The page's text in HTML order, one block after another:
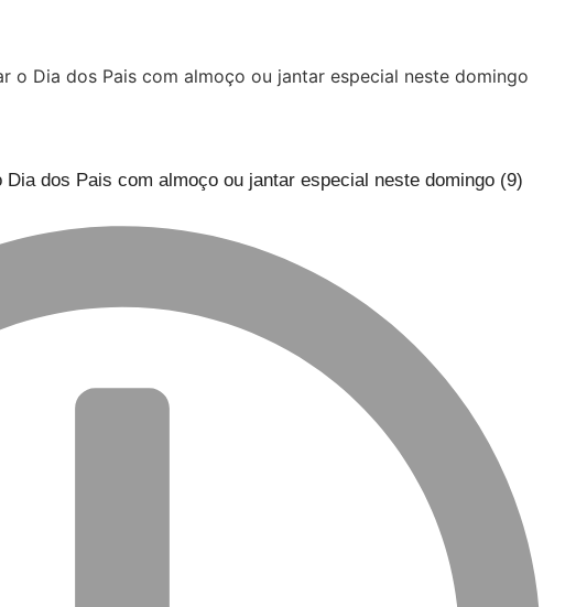
dos Pais com almoço ou jantar especial neste domingo (9)